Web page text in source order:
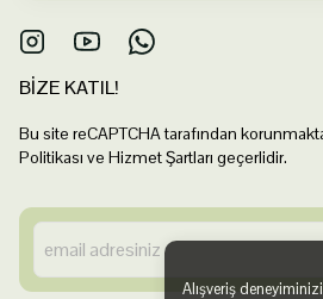
Alışveriş
BİZE KATIL!
Bu site reCAPTCHA tarafından
Politikası ve Hizmet Şartları geçerlidir.